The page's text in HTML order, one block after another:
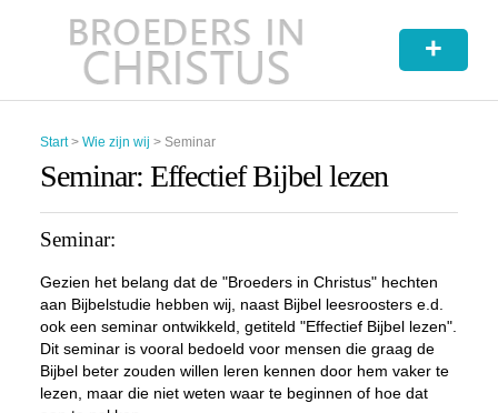
+
Start> Wie zijn wij > Seminar
Seminar: Effectief Bijbel lezen
Seminar:
Gezien het belang dat de "Broeders in Christus" hechten
aan Bijbelstudie hebben wij, naast Bijbel leesroosters e.d.
ook een seminar ontwikkeld, getiteld "Effectief Bijbel lezen".
Dit seminar is vooral bedoeld voor mensen die graag de
Bijbel beter zouden willen leren kennen door hem vaker te
lezen, maar die niet weten waar te beginnen of hoe dat